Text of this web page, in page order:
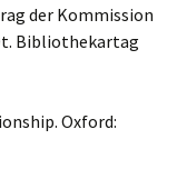
der Kommission
Bibliothekartag
Oxford: